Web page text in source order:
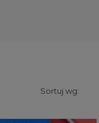
Sortuj wg: